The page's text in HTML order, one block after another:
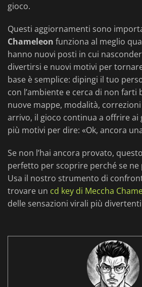
gioco.
Questi aggiornamenti sono
Chameleon funziona al meglio
hanno nuovi posti in cui
divertirsi e nuovi motivi per tornare
base è semplice: dipingi il tuo
con l’ambiente e cerca di non farti
nuove mappe, modalità,
arrivo, il gioco continua a offrire ai
più motivi per dire: «Ok, ancora
Se non l’hai ancora provato,
perfetto per scoprire perché se ne
Usa il nostro strumento di
trovare un cd key di Meccha
delle sensazioni virali più